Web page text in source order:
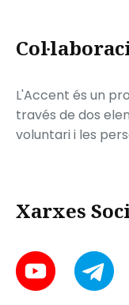
L'Accent és un
través de dos
voluntari i les
Xarxes